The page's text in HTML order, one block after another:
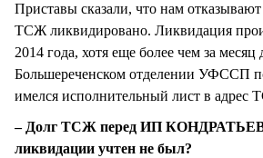
Приставы сказали, что нам
ТСЖ ликвидировано. Ликвидация
2014 года, хотя еще более чем за месяц
Большереченском отделении УФССП
имелся исполнительный лист в адрес
– Долг ТСЖ перед ИП
ликвидации учтен не был?